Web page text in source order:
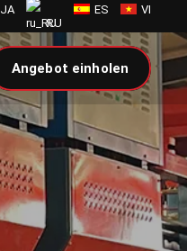
JA
RU
ES VI
Angebot einholen